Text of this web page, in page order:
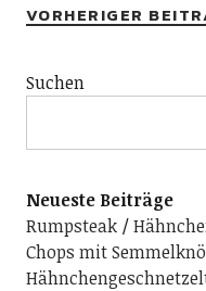
VORHERIGER
Suchen
Neueste Beiträge
Rumpsteak
Chops mit